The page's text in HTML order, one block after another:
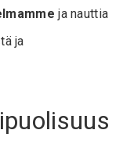
ja nauttia
ja